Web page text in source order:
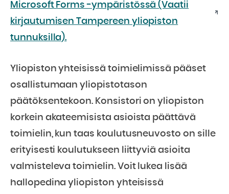
Microsoft Forms -ympäristössä (Vaatii
kirjautumisen Tampereen yliopiston
tunnuksilla).
Yliopiston yhteisissä toimielimissä pääset
osallistumaan yliopistotason
päätöksentekoon. Konsistori on yliopiston
korkein akateemisista asioista päättävä
toimielin, kun taas koulutusneuvosto on sille
erityisesti koulutukseen liittyviä asioita
valmisteleva toimielin. Voit lukea lisää
hallopedina yliopiston yhteisissä